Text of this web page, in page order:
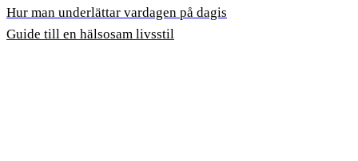
Hur man underlättar vardagen på dagis
Guide till en hälsosam livsstil